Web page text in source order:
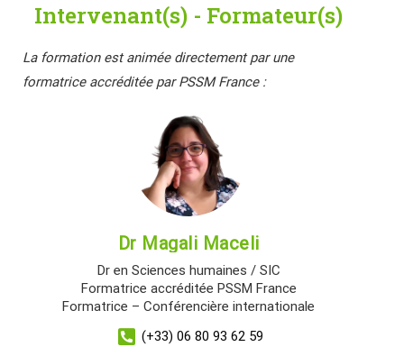
Intervenant(s) - Formateur(s)
La formation est animée directement par une
formatrice accréditée par PSSM France :
Dr Magali Maceli
Dr en Sciences humaines / SIC
Formatrice accréditée PSSM France
Formatrice – Conférencière internationale
(+33) 06 80 93 62 59